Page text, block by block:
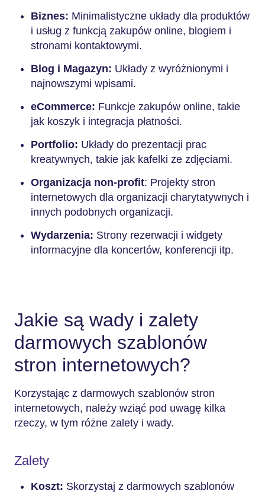
Biznes: Minimalistyczne układy dla produktów
i usług z funkcją zakupów online, blogiem i
stronami kontaktowymi.
Blog i Magazyn: Układy z wyróżnionymi i
najnowszymi wpisami.
eCommerce: Funkcje zakupów online, takie
jak koszyk i integracja płatności.
Portfolio: Układy do prezentacji prac
kreatywnych, takie jak kafelki ze zdjęciami.
Organizacja non-profit: Projekty stron
internetowych dla organizacji charytatywnych i
innych podobnych organizacji.
Wydarzenia: Strony rezerwacji i widgety
informacyjne dla koncertów, konferencji itp.
Jakie są wady i zalety
darmowych szablonów
stron internetowych?
Korzystając z darmowych szablonów stron
internetowych, należy wziąć pod uwagę kilka
rzeczy, w tym różne zalety i wady.
Zalety
Koszt: Skorzystaj z darmowych szablonów